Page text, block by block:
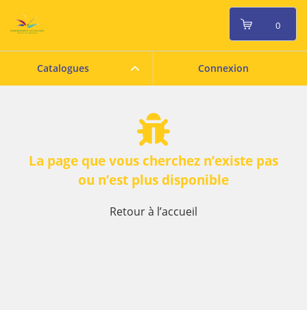
Catalogues Connexion
0
La page que vous cherchez n’existe pas
ou n’est plus disponible
Retour à l’accueil